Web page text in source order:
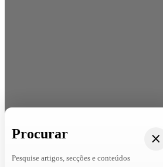
Procurar
Pesquise artigos, secções e conteúdos